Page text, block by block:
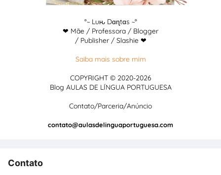
°~ Luԋ Dɑɳtɑs ~°
❤ Mãe / Professora / Blogger
/ Publisher / Slashie ❤
Saiba mais sobre mim
COPYRIGHT © 2020-2026
Blog AULAS DE LÍNGUA PORTUGUESA
Contato/Parceria/Anúncio
contato@aulasdelinguaportuguesa.com
Contato